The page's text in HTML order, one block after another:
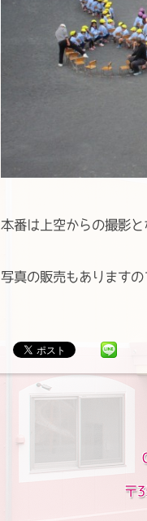
本番は上空からの撮影
写真の販売もありますの
〒